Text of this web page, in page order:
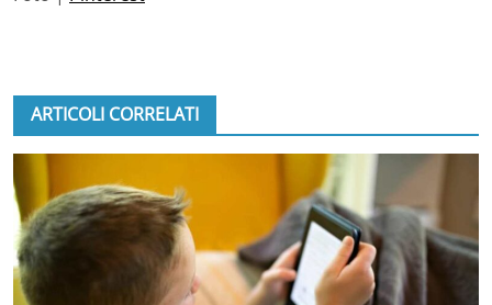
ARTICOLI CORRELATI